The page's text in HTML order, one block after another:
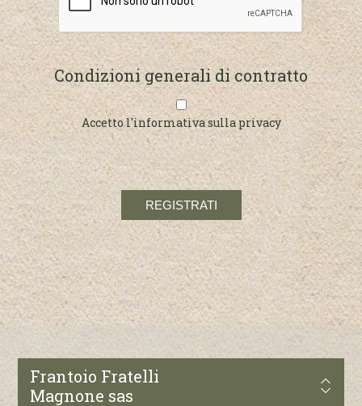
Condizioni generali di contratto
Accetto l'informativa sulla privacy
Frantoio Fratelli
Magnone sas